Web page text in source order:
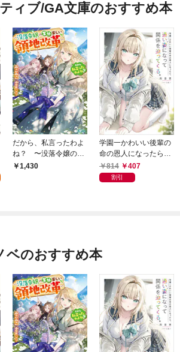
ィブ/GA文庫のおすすめ本
だから、私言ったわよ
ね？ 〜没落令嬢の案
外楽しい領地改革〜
1,430
学園一かわいい後輩の
命の恩人になったら、
通い妻になって関係を
迫ってくる。
814 407
割引
ベのおすすめ本